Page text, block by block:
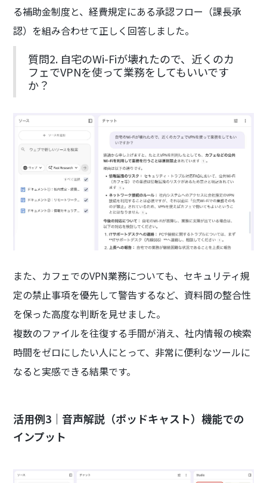
る補助金制度と、経費規定にある承認フロー（課長承
認）を組み合わせて正しく回答しました。
質問2. 自宅のWi-Fiが壊れたので、近くのカ
フェでVPNを使って業務をしてもいいです
か？
また、カフェでのVPN業務についても、セキュリティ規
定の禁止事項を優先して警告するなど、資料間の整合性
を保った高度な判断を見せました。
複数のファイルを往復する手間が消え、社内情報の検索
時間をゼロにしたい人にとって、非常に便利なツールに
なると実感できる結果です。
活用例3｜音声解説（ポッドキャスト）機能での
インプット